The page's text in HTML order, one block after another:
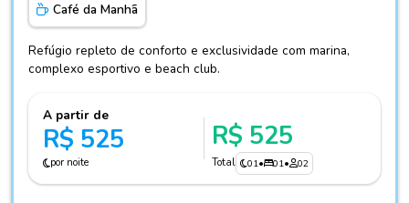
Café da Manhã
Refúgio repleto de conforto e exclusividade com marina,
complexo esportivo e beach club.
A partir de
R$ 525
por noite
R$ 525
Total 01• 01• 02